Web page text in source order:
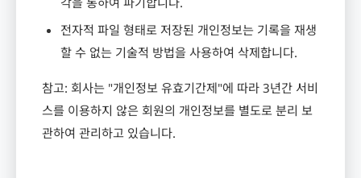
전자적 파일 형태로 저장된 개인정보는 기록을 재생
할 수 없는 기술적 방법을 사용하여 삭제합니다.
참고: 회사는 "개인정보 유효기간제"에 따라 3년간 서비
스를 이용하지 않은 회원의 개인정보를 별도로 분리 보
관하여 관리하고 있습니다.